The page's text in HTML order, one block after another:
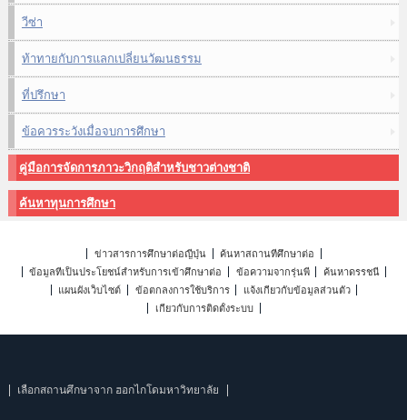
วีซ่า
ท้าทายกับการแลกเปลี่ยนวัฒนธรรม
ที่ปรึกษา
ข้อควรระวังเมื่อจบการศึกษา
คู่มือการจัดการภาวะวิกฤติสำหรับชาวต่างชาติ
ค้นหาทุนการศึกษา
ข่าวสารการศึกษาต่อญี่ปุ่น
ค้นหาสถานที่ศึกษาต่อ
ข้อมูลที่เป็นประโยชน์สำหรับการเข้าศึกษาต่อ
ข้อความจากรุ่นพี่
ค้นหาดรรชนี
แผนผังเว็บไซต์
ข้อตกลงการใช้บริการ
แจ้งเกี่ยวกับข้อมูลส่วนตัว
เกี่ยวกับการติดตั้งระบบ
เลือกสถานศึกษาจาก ฮอกไกโดมหาวิทยาลัย